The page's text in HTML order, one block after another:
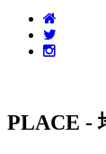
PLACE -